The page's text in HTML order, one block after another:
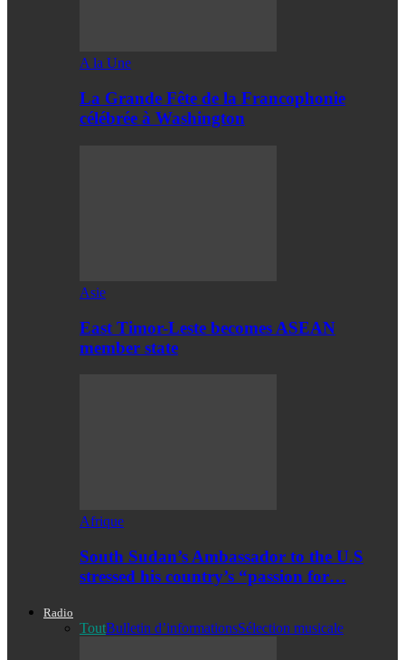
A la Une
La Grande Fête de la Francophonie
célébrée à Washington
Asie
East Timor-Leste becomes ASEAN
member state
Afrique
South Sudan’s Ambassador to the U.S
stressed his country’s “passion for…
Radio
ToutBulletin d’informationsSélection musicale